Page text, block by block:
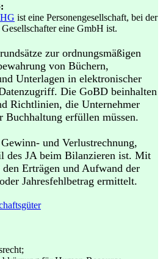
ist eine Personengesellschaft, bei der
eine GmbH ist.
zur ordnungsmäßigen
von Büchern,
Unterlagen in elektronischer
Die GoBD beinhalten
Richtlinien, die Unternehmer
Buchhaltung erfüllen müssen.
und Verlustrechnung,
des JA beim Bilanzieren ist. Mit
Erträgen und Aufwand der
Jahresfehlbetrag ermittelt.